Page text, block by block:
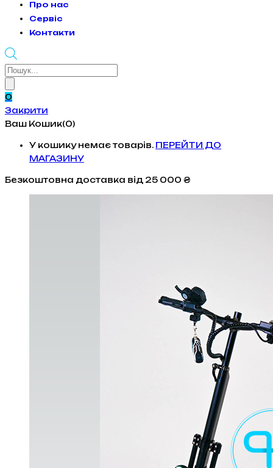
Про нас
Сервіс
Контакти
Products
0
Закрити
Ваш Кошик(0)
У кошику немає товарів. ПЕРЕЙТИ ДО
МАГАЗИНУ
Безкоштовна доставка від 25 000 ₴